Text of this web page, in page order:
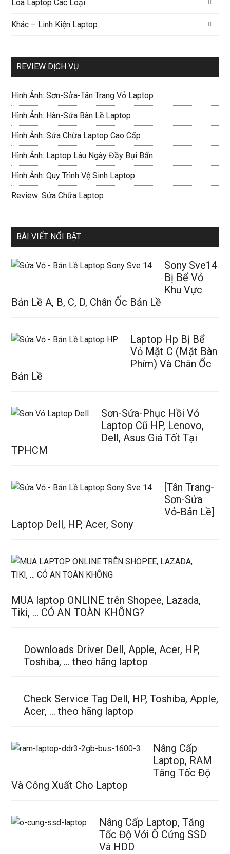
Loa Laptop Các Loại
Khác – Linh Kiện Laptop
REVIEW DỊCH VỤ
Hình Ảnh: Sơn-Sửa-Tân Trang Vỏ Laptop
Hình Ảnh: Hàn-Sửa Bàn Lề Laptop
Hình Ảnh: Sửa Chữa Laptop Cao Cấp
Hình Ảnh: Laptop Lâu Ngày Đầy Bụi Bẩn
Hình Ảnh: Quy Trình Vệ Sinh Laptop
Review: Sửa Chữa Laptop
BÀI VIẾT NỔI BẬT
Sony Sve14
Bị Bể Vỏ
Khu Vực
Bản Lề A, B, C, D, Chân Ốc Bản Lề
Laptop Hp Bị Bể
Vỏ Mặt C (Mặt Bàn
Phím) Và Chân Ốc
Bản Lề
Sơn-Sửa-Phục Hồi Vỏ
Laptop Cũ HP, Lenovo,
Dell, Asus Giá Tốt Tại
TPHCM
[Tân Trang-
Sơn-Sửa
Vỏ-Bản Lề]
Laptop Dell, HP, Acer, Sony
MUA laptop ONLINE trên Shopee, Lazada,
Tiki, … CÓ AN TOÀN KHÔNG?
Downloads Driver Dell, Apple, Acer, HP,
Toshiba, … theo hãng laptop
Check Service Tag Dell, HP, Toshiba, Apple,
Acer, … theo hãng laptop
Nâng Cấp
Laptop, RAM
Tăng Tốc Độ
Và Công Xuất Cho Laptop
Nâng Cấp Laptop, Tăng
Tốc Độ Với Ổ Cứng SSD
Và HDD